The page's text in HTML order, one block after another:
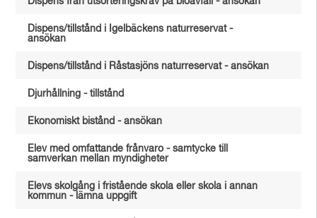
Dispens/tillstånd i Igelbäckens naturreservat -
ansökan
Dispens/tillstånd i Råstasjöns naturreservat - ansökan
Djurhållning - tillstånd
Ekonomiskt bistånd - ansökan
Elev med omfattande frånvaro - samtycke till
samverkan mellan myndigheter
Elevs skolgång i fristående skola eller skola i annan
kommun - lämna uppgift